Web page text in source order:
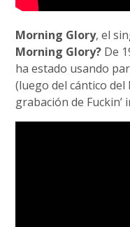
Morning Glory, el
Morning Glory? De
ha estado usando
(luego del cántico
grabación de Fuckin’